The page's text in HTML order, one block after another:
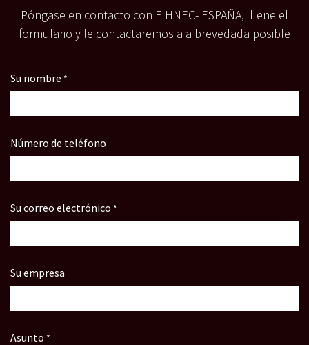
Póngase en contacto con FIHNEC- ESPAÑA, llene el
formulario y le contactaremos a a brevedada posible
Su nombre *
Número de teléfono
Su correo electrónico *
Su empresa
Asunto *